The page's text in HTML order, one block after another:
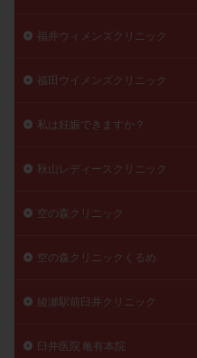
福井ウィメンズクリニック
福田ウイメンズクリニック
私は妊娠できますか？
秋山レディースクリニック
空の森クリニック
空の森クリニックくるめ
綾瀬駅前臼井クリニック
臼井医院 亀有本院